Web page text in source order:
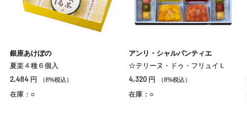
銀座あけぼの
夏楽４種６個入
2,484 円 （8%税込）
在庫：○
アンリ・シャルパンティエ
☆テリーヌ・ドゥ・フリュイＬ
4,320 円 （8%税込）
在庫：○